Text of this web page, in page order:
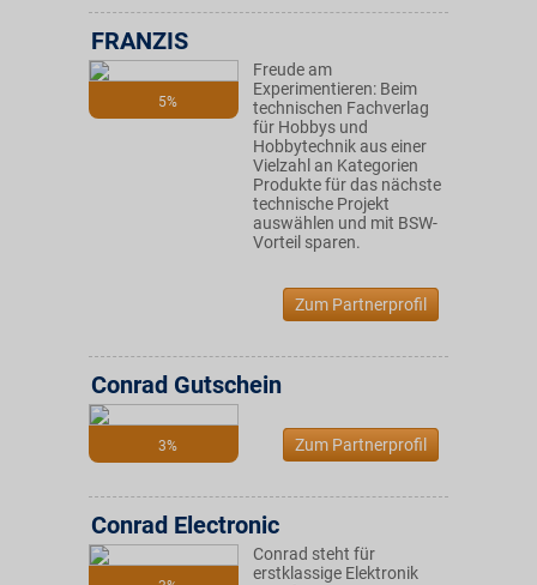
5%
FRANZIS
Freude am
Experimentieren: Beim
technischen Fachverlag
für Hobbys und
Hobbytechnik aus einer
Vielzahl an Kategorien
Produkte für das nächste
technische Projekt
auswählen und mit BSW-
Vorteil sparen.
Zum Partnerprofil
3%
Conrad Gutschein
Zum Partnerprofil
Conrad Electronic
Conrad steht für
erstklassige Elektronik